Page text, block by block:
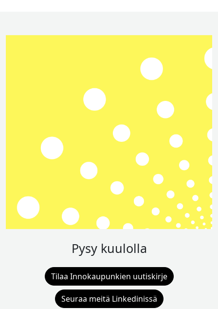
Pysy kuulolla
Tilaa Innokaupunkien uutiskirje
Seuraa meitä Linkedinissä